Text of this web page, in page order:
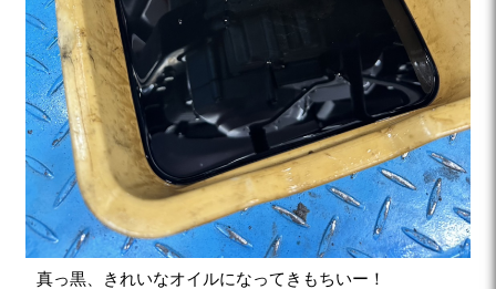
真っ黒、きれいなオイルになってきもちいー！